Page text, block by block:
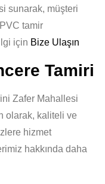
sunarak, müşteri
tamir
için Bize Ulaşın
Tamiri
Zafer Mahallesi
olarak, kaliteli ve
hizmet
hakkında daha